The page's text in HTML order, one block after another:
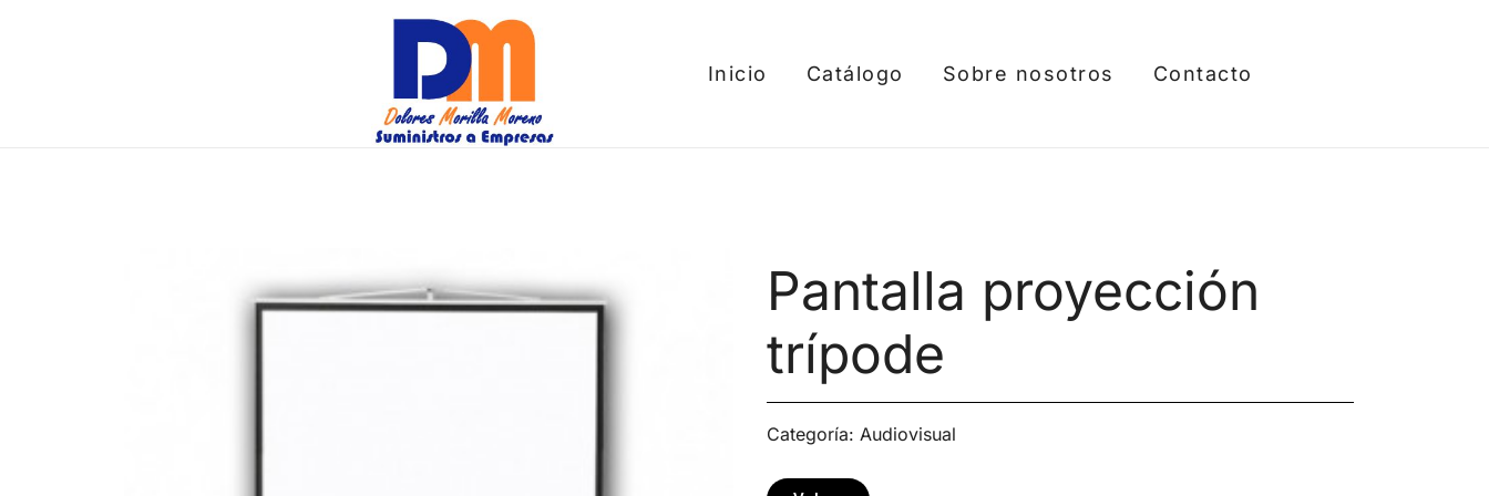
Inicio Catálogo Sobre nosotros Contacto
Pantalla proyección
trípode
Categoría: Audiovisual